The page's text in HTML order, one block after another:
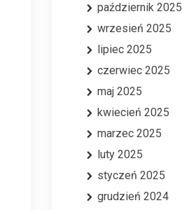
październik 2025
wrzesień 2025
lipiec 2025
czerwiec 2025
maj 2025
kwiecień 2025
marzec 2025
luty 2025
styczeń 2025
grudzień 2024